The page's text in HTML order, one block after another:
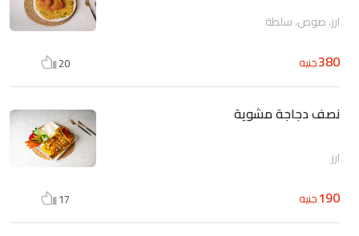
ارز، صوص، سلطة
380جنيه 20
نصف دجاجة مشوية
ارز
190جنيه 17